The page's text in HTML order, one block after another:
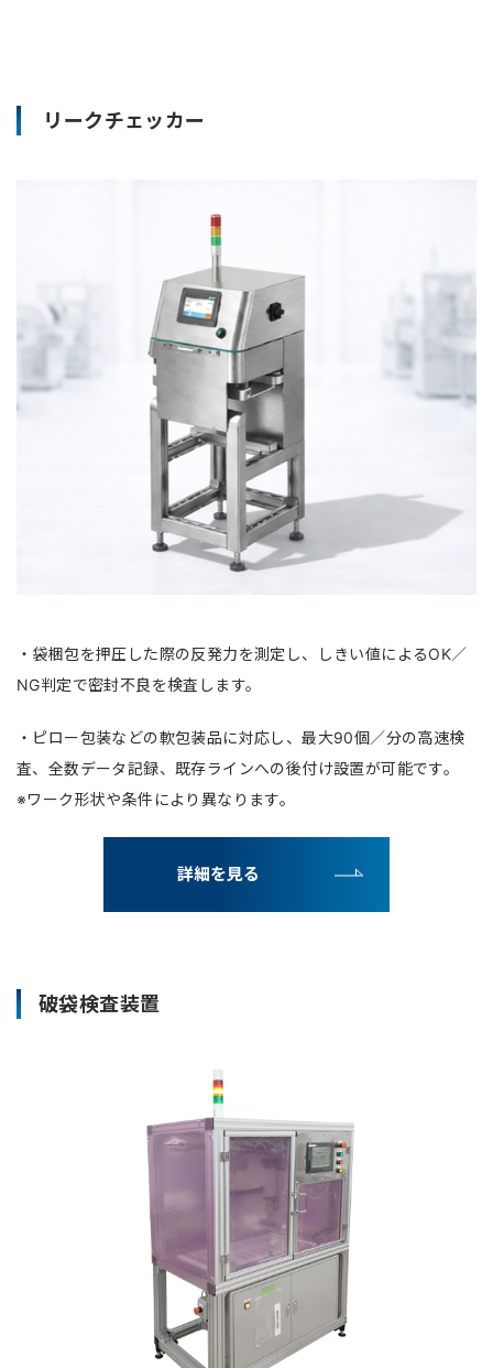
リークチェッカー
・袋梱包を押圧した際の反発力を測定し、しきい値によるOK／
NG判定で密封不良を検査します。
・ピロー包装などの軟包装品に対応し、最大90個／分の高速検
査、全数データ記録、既存ラインへの後付け設置が可能です。
※ワーク形状や条件により異なります。
詳細を見る
破袋検査装置